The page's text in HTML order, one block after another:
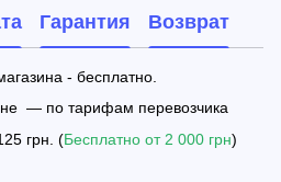
Гарантия Возврат
- бесплатно.
— по тарифам перевозчика
грн. (Бесплатно от 2 000 грн)